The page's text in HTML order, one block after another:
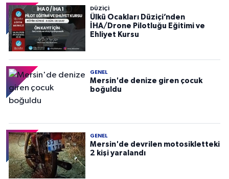
DÜZIÇI
Ülkü Ocakları Düziçi’nden
İHA/Drone Pilotluğu Eğitimi ve
Ehliyet Kursu
GENEL
Mersin'de denize giren çocuk
boğuldu
GENEL
Mersin'de devrilen motosikletteki
2 kişi yaralandı